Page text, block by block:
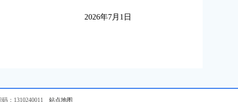
2026年7月1日
：1310240011 站点地图